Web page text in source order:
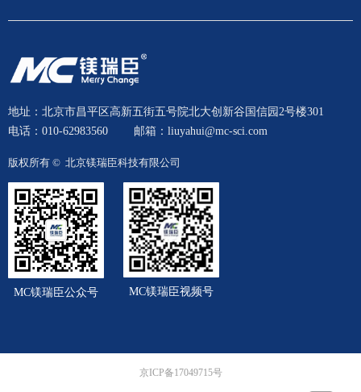
版权所有 © 北京镁瑞臣科技有限公司
地址：北京市昌平区高新五街五号院北大创新谷国信园2号楼301
电话：010-62983560 邮箱：liuyahui@mc-sci.com
MC镁瑞臣公众号 MC镁瑞臣视频号
京ICP备17049715号